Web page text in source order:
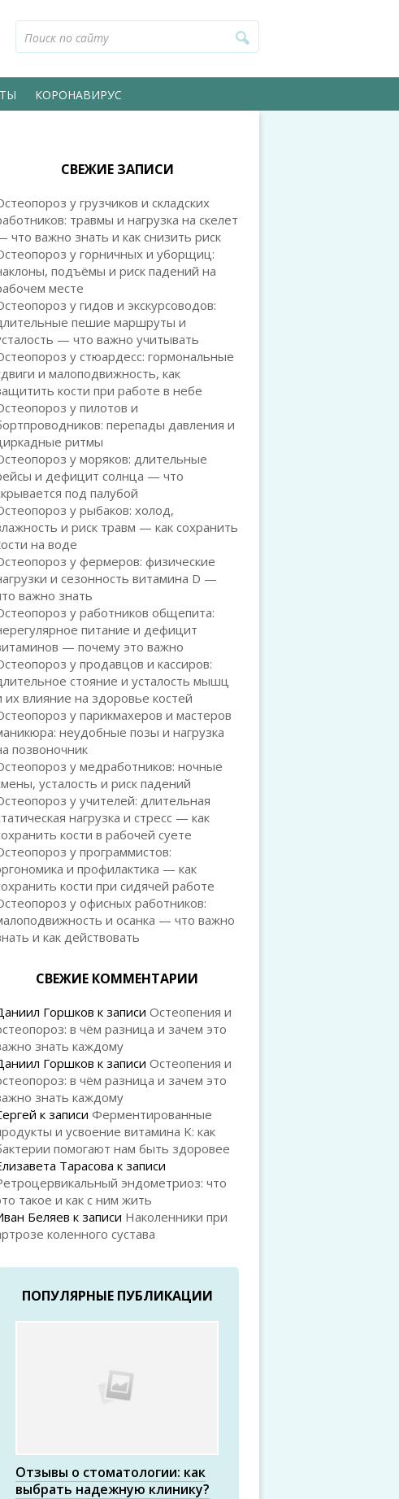
КОРОНАВИРУС
СВЕЖИЕ ЗАПИСИ
у грузчиков и складских
травмы и нагрузка на скелет
что важно знать и как снизить риск
у горничных и уборщиц:
подъёмы и риск падений на
месте
у гидов и экскурсоводов:
пешие маршруты и
— что важно учитывать
у стюардесс: гормональные
и малоподвижность, как
кости при работе в небе
у пилотов и
перепады давления и
ритмы
у моряков: длительные
и дефицит солнца — что
под палубой
у рыбаков: холод,
и риск травм — как сохранить
на воде
у фермеров: физические
и сезонность витамина D —
важно знать
у работников общепита:
питание и дефицит
— почему это важно
у продавцов и кассиров:
стояние и усталость мышц
их влияние на здоровье костей
у парикмахеров и мастеров
неудобные позы и нагрузка
позвоночник
у медработников: ночные
усталость и риск падений
у учителей: длительная
нагрузка и стресс — как
кости в рабочей суете
у программистов:
и профилактика — как
кости при сидячей работе
у офисных работников:
и осанка — что важно
и как действовать
СВЕЖИЕ КОММЕНТАРИИ
Горшков к записи Остеопения и
в чём разница и зачем это
знать каждому
Горшков к записи Остеопения и
в чём разница и зачем это
знать каждому
к записи Ферментированные
и усвоение витамина K: как
помогают нам быть здоровее
Тарасова к записи
эндометриоз: что
такое и как с ним жить
Беляев к записи Наколенники при
коленного сустава
ПОПУЛЯРНЫЕ ПУБЛИКАЦИИ
Отзывы о стоматологии: как
выбрать надежную клинику?